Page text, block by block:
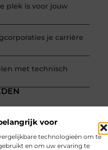
voor
technologieën om te
en om uw ervaring te
plek is voor jouw
je carrière
met technisch
blogcommunity